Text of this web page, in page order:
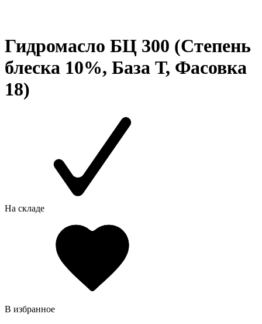
Гидромасло БЦ 300 (Степень
блеска 10%, База Т, Фасовка
18)
На складе
В избранное